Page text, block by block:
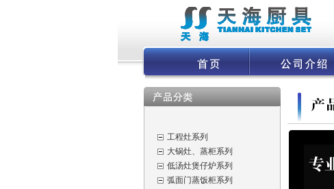
工程灶系列
大锅灶、蒸柜系列
低汤灶煲仔炉系列
弧面门蒸饭柜系列